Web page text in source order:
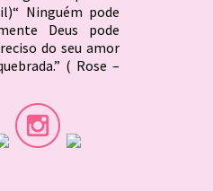
Ninguém pode
Deus pode
do seu amor
( Rose –